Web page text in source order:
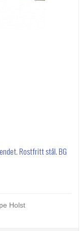
Rostfritt stål. BG
Holst